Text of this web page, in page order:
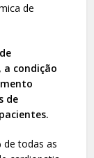
de
condição
de
de todas as